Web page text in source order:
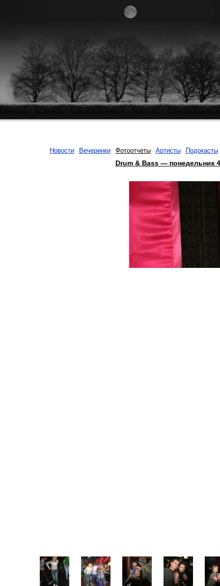
Новости Вечеринки Фотоотчеты Артисты Подокасты
Drum & Bass — понедельник